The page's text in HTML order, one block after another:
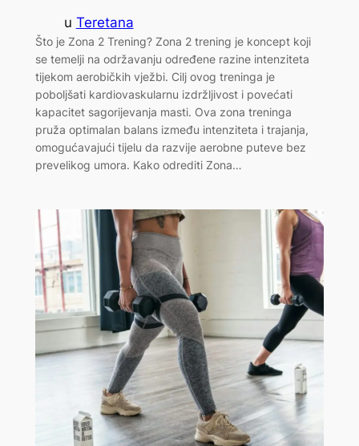
u Teretana
Što je Zona 2 Trening? Zona 2 trening je koncept koji
se temelji na održavanju određene razine intenziteta
tijekom aerobičkih vježbi. Cilj ovog treninga je
poboljšati kardiovaskularnu izdržljivost i povećati
kapacitet sagorijevanja masti. Ova zona treninga
pruža optimalan balans između intenziteta i trajanja,
omogućavajući tijelu da razvije aerobne puteve bez
prevelikog umora. Kako odrediti Zona…